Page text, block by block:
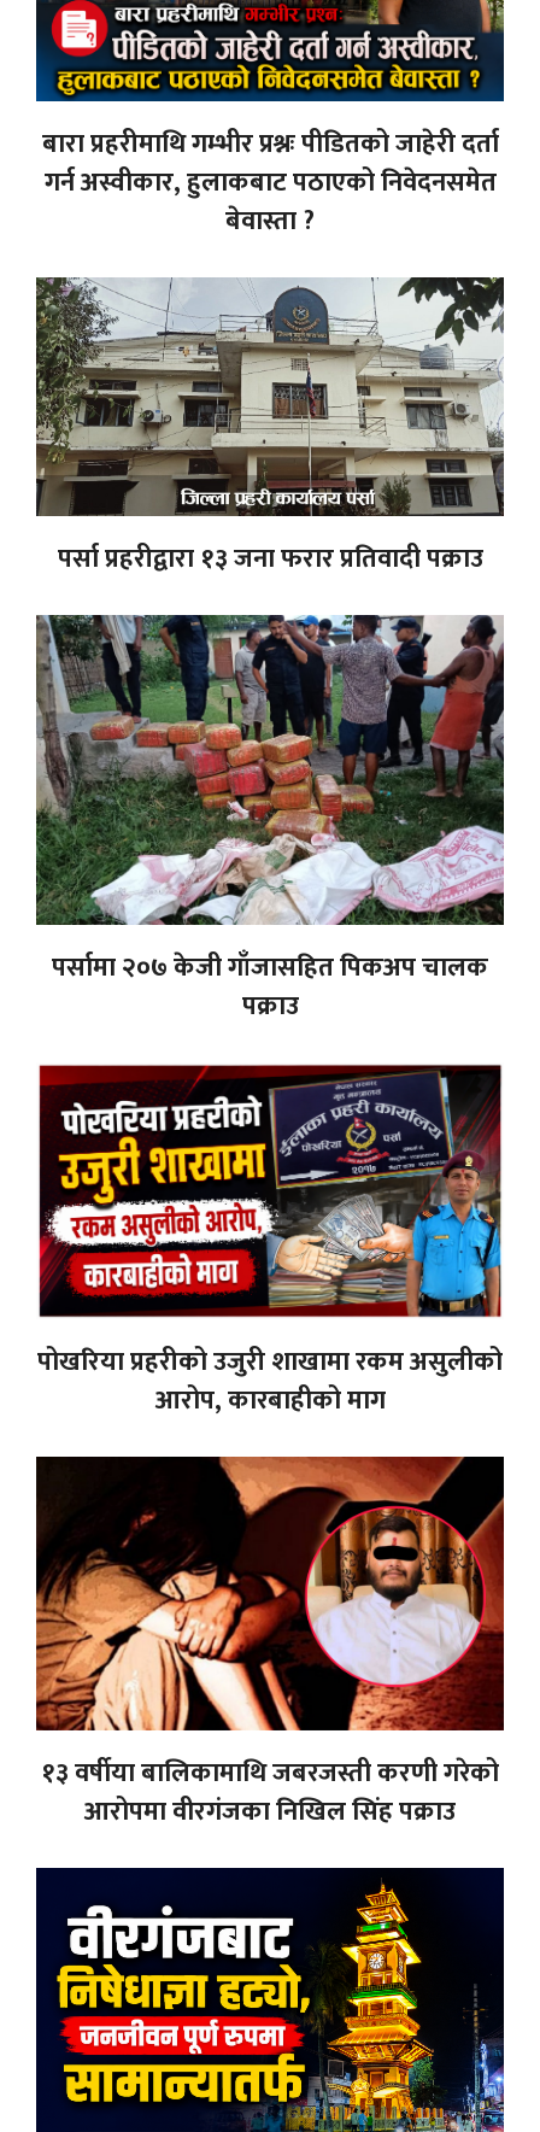
बारा प्रहरीमाथि गम्भीर प्रश्नः पीडितको जाहेरी दर्ता
गर्न अस्वीकार, हुलाकबाट पठाएको निवेदनसमेत
बेवास्ता ?
पर्सा प्रहरीद्वारा १३ जना फरार प्रतिवादी पक्राउ
पर्सामा २०७ केजी गाँजासहित पिकअप चालक
पक्राउ
पोखरिया प्रहरीको उजुरी शाखामा रकम असुलीको
आरोप, कारबाहीको माग
१३ वर्षीया बालिकामाथि जबरजस्ती करणी गरेको
आरोपमा वीरगंजका निखिल सिंह पक्राउ